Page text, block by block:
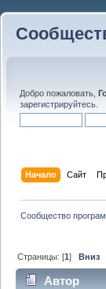
Добро пожаловать,
зарегистрируйтесь
Начало Сайт
Сообщество
Страницы: [1]Вниз
Автор